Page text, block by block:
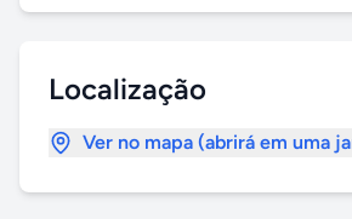
Localização
Ver no mapa (abrirá em uma